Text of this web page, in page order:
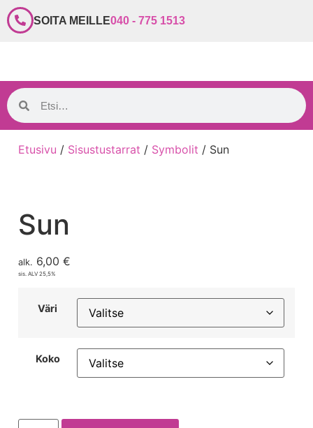
SOITA MEILLE040 - 775 1513
Etusivu / Sisustustarrat / Symbolit / Sun
Sun
alk. 6,00 €
sis. ALV 25,5%
Väri
Koko